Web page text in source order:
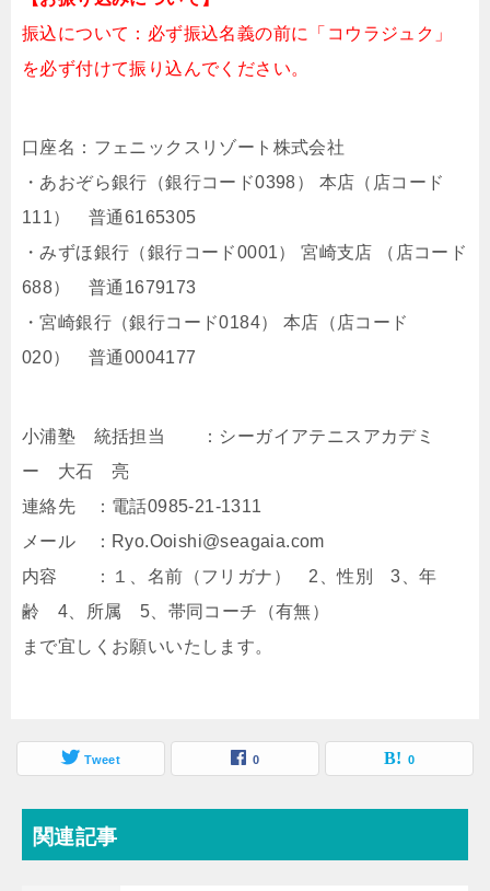
振込について：必ず振込名義の前に「コウラジュク」
を必ず付けて振り込んでください。
口座名：フェニックスリゾート株式会社
・あおぞら銀行（銀行コード0398） 本店（店コード
111） 普通6165305
・みずほ銀行（銀行コード0001） 宮崎支店 （店コード
688） 普通1679173
・宮崎銀行（銀行コード0184） 本店（店コード
020） 普通0004177
小浦塾 統括担当 ：シーガイアテニスアカデミ
ー 大石 亮
連絡先 ：電話0985-21-1311
メール ：Ryo.Ooishi@seagaia.com
内容 ：１、名前（フリガナ） 2、性別 3、年
齢 4、所属 5、帯同コーチ（有無）
まで宜しくお願いいたします。
Tweet 0 0
関連記事